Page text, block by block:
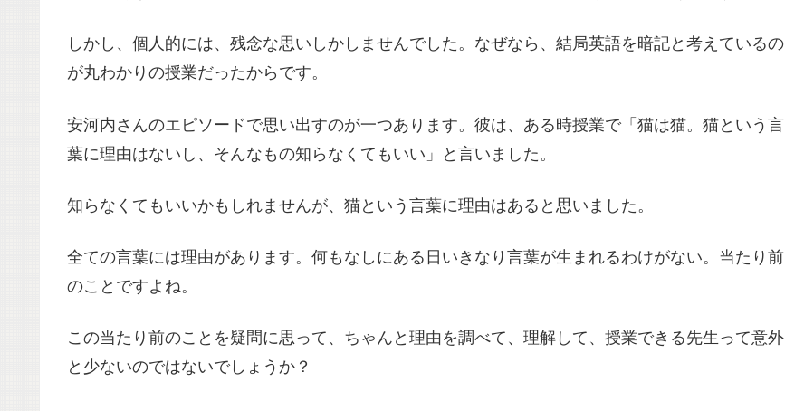
しかし、個人的には、残念な思いしかしませんでした。なぜなら、結局英語を暗記と考えているの
が丸わかりの授業だったからです。
安河内さんのエピソードで思い出すのが一つあります。彼は、ある時授業で「猫は猫。猫という言
葉に理由はないし、そんなもの知らなくてもいい」と言いました。
知らなくてもいいかもしれませんが、猫という言葉に理由はあると思いました。
全ての言葉には理由があります。何もなしにある日いきなり言葉が生まれるわけがない。当たり前
のことですよね。
この当たり前のことを疑問に思って、ちゃんと理由を調べて、理解して、授業できる先生って意外
と少ないのではないでしょうか？